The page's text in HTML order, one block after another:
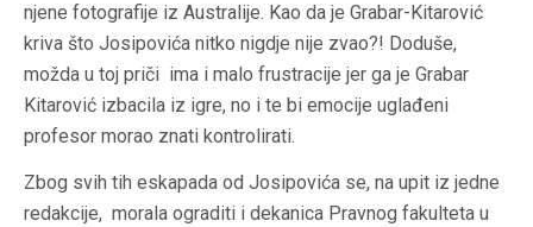
njene fotografije iz Australije. Kao da je Grabar-Kitarović
kriva što Josipovića nitko nigdje nije zvao?! Doduše,
možda u toj priči ima i malo frustracije jer ga je Grabar
Kitarović izbacila iz igre, no i te bi emocije uglađeni
profesor morao znati kontrolirati.
Zbog svih tih eskapada od Josipovića se, na upit iz jedne
redakcije, morala ograditi i dekanica Pravnog fakulteta u